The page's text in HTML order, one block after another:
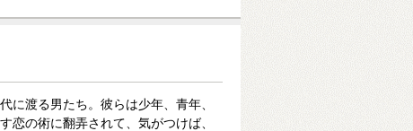
に渡る男たち。彼らは少年、青年、
恋の術に翻弄されて、気がつけば、